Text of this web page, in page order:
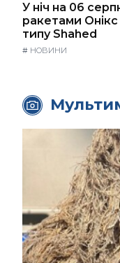
У ніч на 06
ракетами
типу Shahed
# НОВИНИ